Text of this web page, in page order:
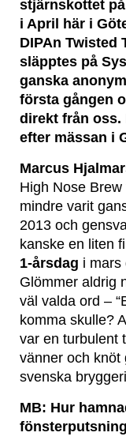
stjärnskottet
i April här i
DIPAn Twisted
släpptes på
ganska
första gången
direkt från oss.
efter mässan i
Marcus
High Nose
mindre varit
2013 och
kanske en liten
1-årsdag i mars
Glömmer aldrig
väl valda ord –
komma skulle?
var en turbulent
vänner och knöt
svenska
MB: Hur